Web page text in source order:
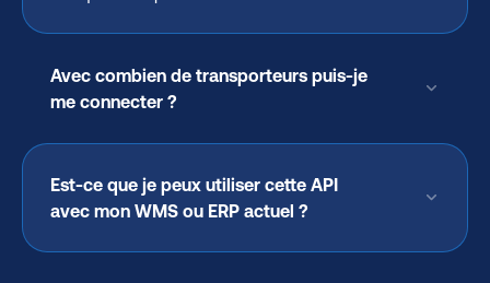
Avec combien de transporteurs puis-je
me connecter ?
Est-ce que je peux utiliser cette API
avec mon WMS ou ERP actuel ?